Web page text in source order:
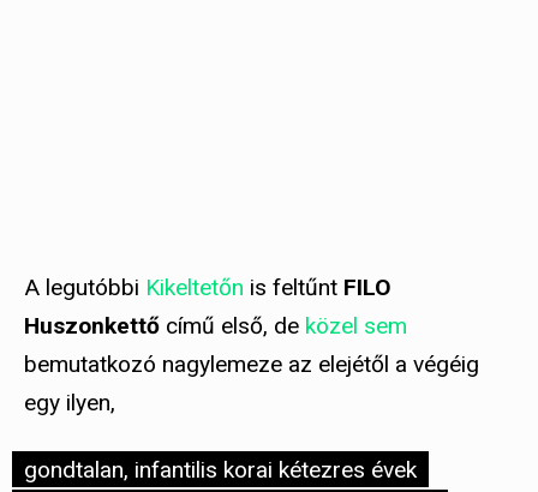
A legutóbbi Kikeltetőn is feltűnt FILO
Huszonkettő című első, de közel sem
bemutatkozó nagylemeze az elejétől a végéig
egy ilyen,
gondtalan, infantilis korai kétezres évek